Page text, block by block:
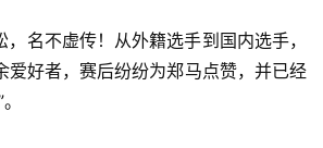
名不虚传！从外籍选手到国内选手，
爱好者，赛后纷纷为郑马点赞，并已经